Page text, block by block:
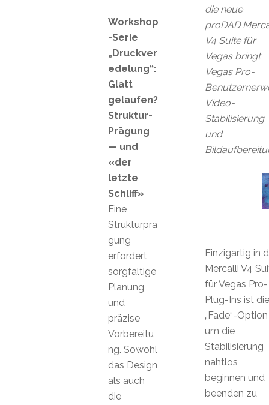
die neue
proDAD
V4 Suite für
Vegas bringt
Vegas Pro-
Video-
Stabilisierung
und
Einzigartig in
Mercalli V4
für Vegas Pro-
Plug-Ins ist die
„Fade“-Option
um die
Stabilisierung
nahtlos
beginnen und
beenden zu
Workshop
-Serie
„Druckver
edelung“:
Glatt
gelaufen?
Struktur-
Prägung
— und
«der
letzte
Schliff»
Eine
Strukturprä
gung
erfordert
sorgfältige
Planung
und
präzise
Vorbereitu
ng. Sowohl
das Design
als auch
die